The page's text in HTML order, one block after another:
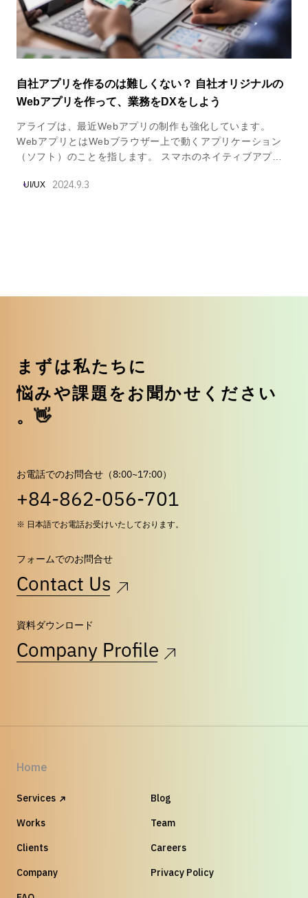
自社アプリを作るのは難しくない？ 自社オリジナルの
Webアプリを作って、業務をDXをしよう
アライブは、最近Webアプリの制作も強化しています。
WebアプリとはWebブラウザー上で動くアプリケーション
（ソフト）のことを指します。 スマホのネイティブアプリ
んありますが、WebアプリはWebブラウザさえあれば動き
UI/UX 2024.9.3
まずは私た ち に
悩みや課題を お 聞 かせ く だ さ い
。👋
お電話でのお問合せ（8:00~17:00）
+84-862-056-701
※ 日本語でお電話お受けいたしております。
フォームでのお問合せ
Contact Us
資料ダウンロード
Company Profile
Home
Services
Works
Clients
Company
Blog
Team
Careers
Privacy Policy